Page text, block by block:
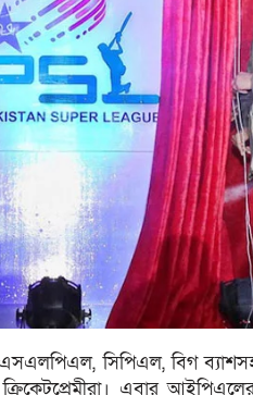
সিপিএল, বিগ
ক্রিকেটপ্রেমীরা। এবার